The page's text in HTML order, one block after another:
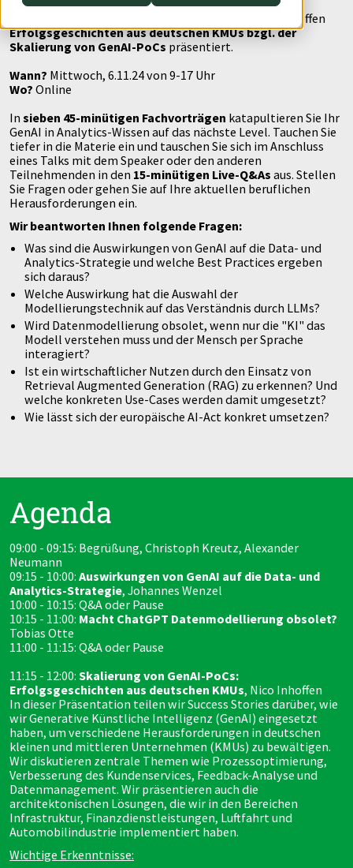
Wir laden Sie herzlich zu dieser interessanten Online-
Fachveranstaltung ein, bei der unser Kollege Nico Inhoffen
Erfolgsgeschichten aus deutschen KMUs bzgl. der
Skalierung von GenAI-PoCs präsentiert.
Wann? Mittwoch, 6.11.24 von 9-17 Uhr
Wo? Online
In sieben 45-minütigen Fachvorträgen katapultieren Sie Ihr
GenAI in Analytics-Wissen auf das nächste Level. Tauchen Sie
tiefer in die Materie ein und tauschen Sie sich im Anschluss
eines Talks mit dem Speaker oder den anderen
Teilnehmenden in den 15-minütigen Live-Q&As aus. Stellen
Sie Fragen oder gehen Sie auf Ihre aktuellen beruflichen
Herausforderungen ein.
Wir beantworten Ihnen folgende Fragen:
Was sind die Auswirkungen von GenAI auf die Data- und
Analytics-Strategie und welche Best Practices ergeben
sich daraus?
Welche Auswirkung hat die Auswahl der
Modellierungstechnik auf das Verständnis durch LLMs?
Wird Datenmodellierung obsolet, wenn nur die "KI" das
Modell verstehen muss und der Mensch per Sprache
interagiert?
Ist ein wirtschaftlicher Nutzen durch den Einsatz von
Retrieval Augmented Generation (RAG) zu erkennen? Und
welche konkreten Use-Cases werden damit umgesetzt?
Wie lässt sich der europäische AI-Act konkret umsetzen?
Agenda
09:00 - 09:15: Begrüßung, Christoph Kreutz, Alexander
Neumann
09:15 - 10:00: Auswirkungen von GenAI auf die Data- und
Analytics-Strategie, Johannes Wenzel
10:00 - 10:15: Q&A oder Pause
10:15 - 11:00: Macht ChatGPT Datenmodellierung obsolet?
Tobias Otte
11:00 - 11:15: Q&A oder Pause
11:15 - 12:00: Skalierung von GenAI-PoCs:
Erfolgsgeschichten aus deutschen KMUs, Nico Inhoffen
In dieser Präsentation teilen wir Success Stories darüber, wie
wir Generative Künstliche Intelligenz (GenAI) eingesetzt
haben, um verschiedene Herausforderungen in deutschen
kleinen und mittleren Unternehmen (KMUs) zu bewältigen.
Wir diskutieren zentrale Themen wie Prozessoptimierung,
Verbesserung des Kundenservices, Feedback-Analyse und
Datenmanagement. Wir präsentieren auch die
architektonischen Lösungen, die wir in den Bereichen
Infrastruktur, Finanzdienstleistungen, Luftfahrt und
Automobilindustrie implementiert haben.
Wichtige Erkenntnisse:
Data Governance & Datensicherheit
Digitale Souveränität